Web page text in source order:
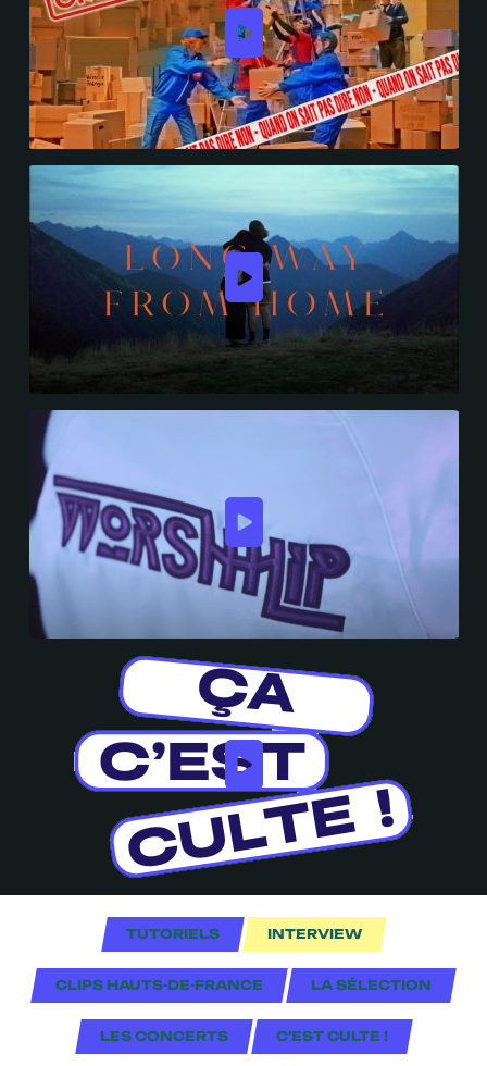
TUTORIELS INTERVIEW
CLIPS HAUTS-DE-FRANCE LA SÉLECTION
LES CONCERTS C'EST CULTE !